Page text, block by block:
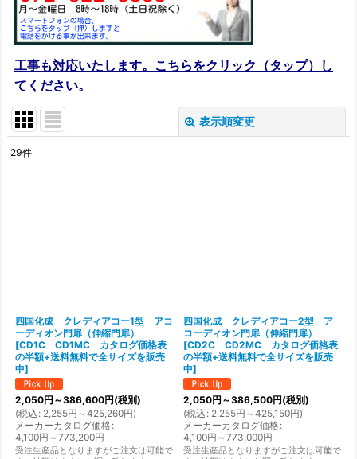
工事も対応いたします。こちらをクリック（タップ）し
てください。
表示順変更
29件
四国化成 クレディアコー1型 アコ
ーディオン門扉（伸縮門扉）
[CD1C CD1MC カタログ価格表
の半額+送料無料で全サイズを販売
中]
2,050円 ～386,600円(税別)
(税込 : 2,255円 ～425,260円)
メーカーカタログ価格:
4,100円 ～773,200円
受注生産品となりますがご注文は可能で
四国化成 クレディアコー2型 ア
コーディオン門扉（伸縮門扉）
[CD2C CD2MC カタログ価格表
の半額+送料無料で全サイズを販売
中]
2,050円 ～386,500円(税別)
(税込 : 2,255円 ～425,150円)
メーカーカタログ価格:
4,100円 ～773,000円
受注生産品となりますがご注文は可能で